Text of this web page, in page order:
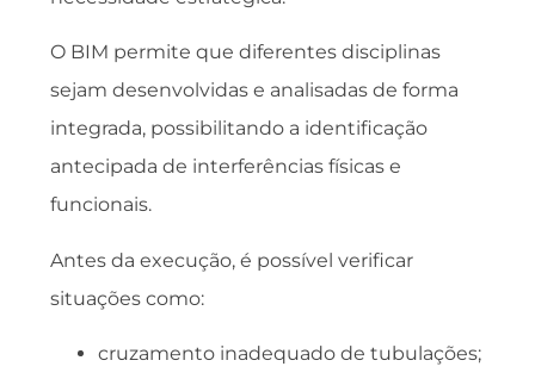
O BIM permite que diferentes disciplinas
sejam desenvolvidas e analisadas de forma
integrada, possibilitando a identificação
antecipada de interferências físicas e
funcionais.
Antes da execução, é possível verificar
situações como:
cruzamento inadequado de tubulações;